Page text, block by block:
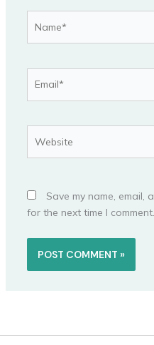
Save my name, email,
for the next time I comment.